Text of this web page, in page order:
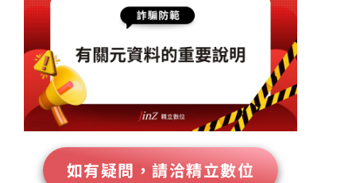
如有疑問，請洽精立數位